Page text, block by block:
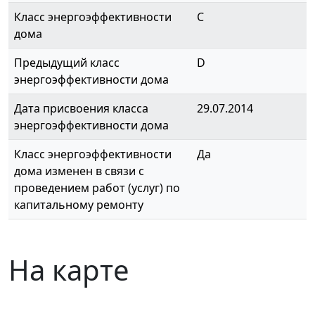
Класс энергоэффективности
дома
C
Предыдущий класс
энергоэффективности дома
D
Дата присвоения класса
энергоэффективности дома
29.07.2014
Класс энергоэффективности
дома изменен в связи с
проведением работ (услуг) по
капитальному ремонту
Да
На карте